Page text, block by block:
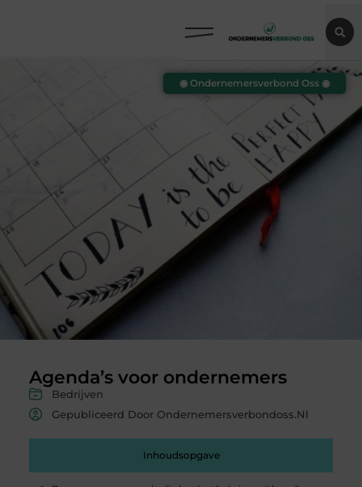
Agenda’s voor ondernemers
Bedrijven
Gepubliceerd Door Ondernemersverbondoss.nl
Inhoudsopgave
◉ Ondernemersverbond Oss ◉